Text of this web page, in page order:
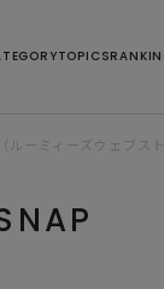
TOPICS
ルーミィーズウェブスト